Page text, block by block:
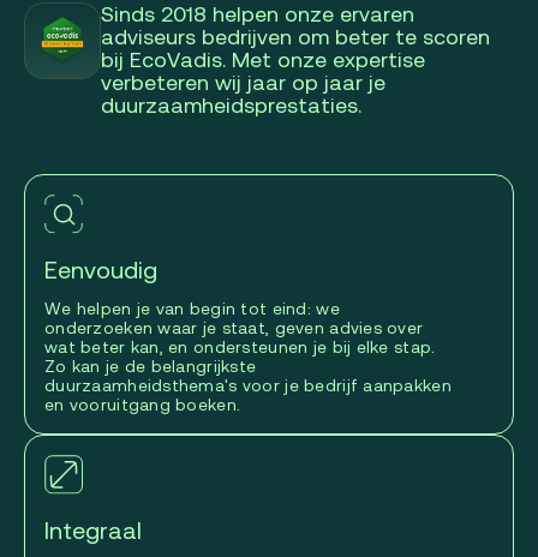
Sinds 2018 helpen onze ervaren
adviseurs bedrijven om beter te scoren
bij EcoVadis. Met onze expertise
verbeteren wij jaar op jaar je
duurzaamheidsprestaties.
Eenvoudig
We helpen je van begin tot eind: we
onderzoeken waar je staat, geven advies over
wat beter kan, en ondersteunen je bij elke stap.
Zo kan je de belangrijkste
duurzaamheidsthema's voor je bedrijf aanpakken
en vooruitgang boeken.
Integraal